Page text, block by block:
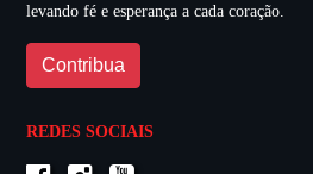
levando fé e esperança a cada coração.
Contribua
REDES SOCIAIS